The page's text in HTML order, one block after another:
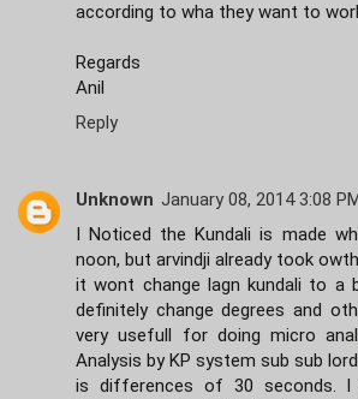
according to wha they want to
Regards
Anil
Reply
Unknown January 08, 2014 3:08
I Noticed the Kundali is made
noon, but arvindji already took
it wont change lagn kundali to a
definitely change degrees and
very usefull for doing micro
Analysis by KP system sub sub
is differences of 30 seconds. I